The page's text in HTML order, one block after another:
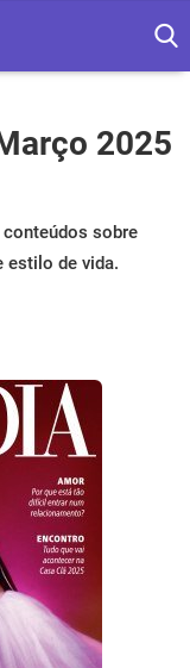
2025
conteúdos sobre
estilo de vida.